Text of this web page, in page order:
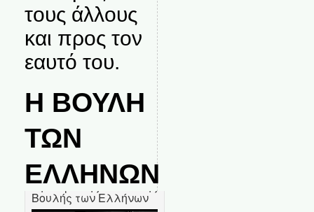
τους άλλους
και προς τον
εαυτό του.
Η ΒΟΥΛΗ
ΤΩΝ
ΕΛΛΗΝΩΝ